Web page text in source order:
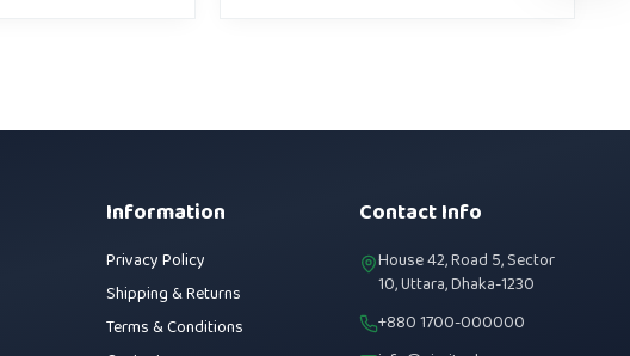
Information
Privacy Policy
Shipping & Returns
Terms & Conditions
Contact Info
House 42, Road 5, Sector
10, Uttara, Dhaka-1230
+880 1700-000000